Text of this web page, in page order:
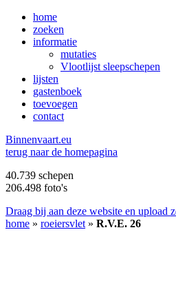
home
zoeken
informatie
mutaties
Vlootlijst sleepschepen
lijsten
gastenboek
toevoegen
contact
Binnenvaart.eu
terug naar de homepagina
40.739 schepen
206.498 foto's
Draag bij aan deze website en upload
home » roeiersvlet » R.V.E. 26